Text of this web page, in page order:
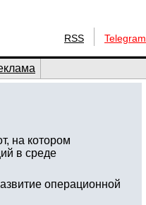
RSS Telegram
на котором
в среде
операционной